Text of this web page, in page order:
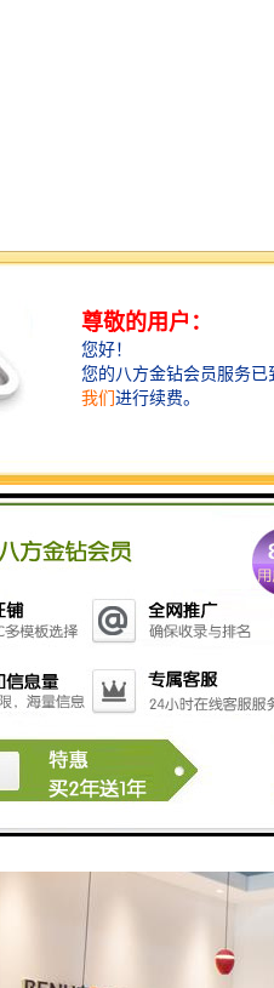
策划有限公司是一家的会展服务
明、光电、灯光、音响、电子等
伍，这支队伍具有丰富的国内外组
立了良好的战略合作关系。